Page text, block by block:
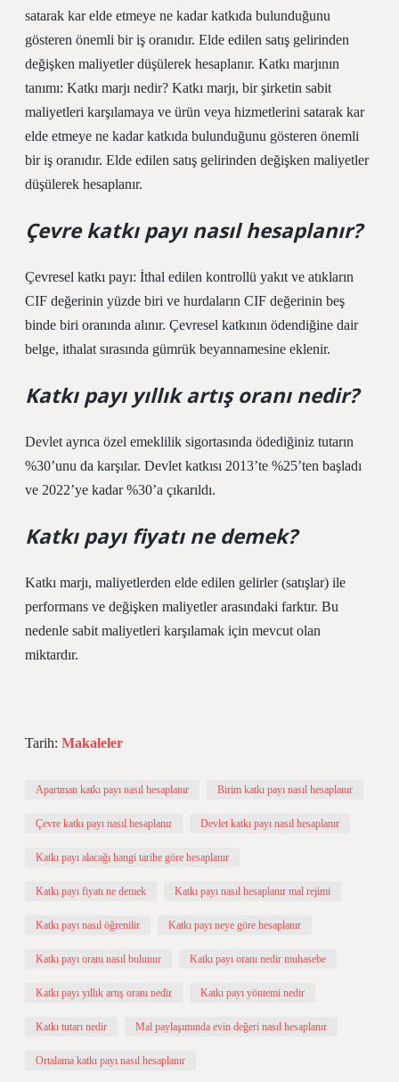
satarak kar elde etmeye ne kadar katkıda bulunduğunu
gösteren önemli bir iş oranıdır. Elde edilen satış gelirinden
değişken maliyetler düşülerek hesaplanır. Katkı marjının
tanımı: Katkı marjı nedir? Katkı marjı, bir şirketin sabit
maliyetleri karşılamaya ve ürün veya hizmetlerini satarak kar
elde etmeye ne kadar katkıda bulunduğunu gösteren önemli
bir iş oranıdır. Elde edilen satış gelirinden değişken maliyetler
düşülerek hesaplanır.
Çevre katkı payı nasıl hesaplanır?
Çevresel katkı payı: İthal edilen kontrollü yakıt ve atıkların
CIF değerinin yüzde biri ve hurdaların CIF değerinin beş
binde biri oranında alınır. Çevresel katkının ödendiğine dair
belge, ithalat sırasında gümrük beyannamesine eklenir.
Katkı payı yıllık artış oranı nedir?
Devlet ayrıca özel emeklilik sigortasında ödediğiniz tutarın
%30’unu da karşılar. Devlet katkısı 2013’te %25’ten başladı
ve 2022’ye kadar %30’a çıkarıldı.
Katkı payı fiyatı ne demek?
Katkı marjı, maliyetlerden elde edilen gelirler (satışlar) ile
performans ve değişken maliyetler arasındaki farktır. Bu
nedenle sabit maliyetleri karşılamak için mevcut olan
miktardır.
Tarih: Makaleler
Apartman katkı payı nasıl hesaplanır Birim katkı payı nasıl hesaplanır
Çevre katkı payı nasıl hesaplanır Devlet katkı payı nasıl hesaplanır
Katkı payı alacağı hangi tarihe göre hesaplanır
Katkı payı fiyatı ne demek Katkı payı nasıl hesaplanır mal rejimi
Katkı payı nasıl öğrenilir Katkı payı neye göre hesaplanır
Katkı payı oranı nasıl bulunur Katkı payı oranı nedir muhasebe
Katkı payı yıllık artış oranı nedir Katkı payı yöntemi nedir
Katkı tutarı nedir Mal paylaşımında evin değeri nasıl hesaplanır
Ortalama katkı payı nasıl hesaplanır